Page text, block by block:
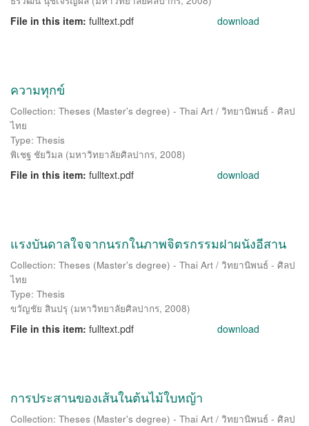
File in this item: fulltext.pdf download
ความทุกข์
Collection: Theses (Master's degree) - Thai Art / วิทยานิพนธ์ - ศิลป
ไทย
Type: Thesis
พิเชฐ ชัยวิมล (มหาวิทยาลัยศิลปากร, 2008)
File in this item: fulltext.pdf download
แรงบันดาลใจจากนรกในภาพจิตรกรรมฝาผนังอีสาน
Collection: Theses (Master's degree) - Thai Art / วิทยานิพนธ์ - ศิลป
ไทย
Type: Thesis
ขวัญชัย สินปรุ (มหาวิทยาลัยศิลปากร, 2008)
File in this item: fulltext.pdf download
การประสานของเส้นในต้นไม้ใบหญ้า
Collection: Theses (Master's degree) - Thai Art / วิทยานิพนธ์ - ศิลป